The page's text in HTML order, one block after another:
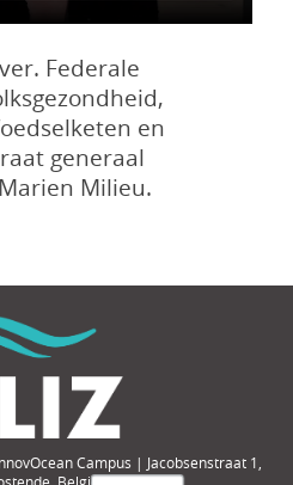
Federale
en
generaal
Milieu.
Campus | Jacobsenstraat 1,